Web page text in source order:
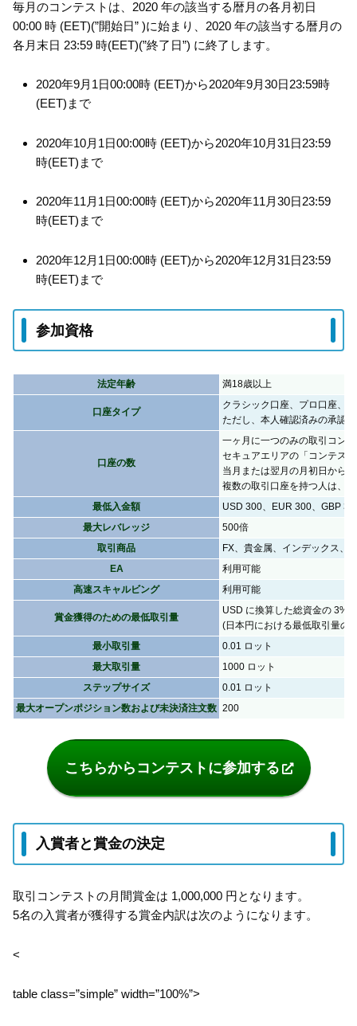
毎月のコンテストは、2020 年の該当する暦月の各月初日
00:00 時 (EET)(”開始日” )に始まり、2020 年の該当する暦月の
各月末日 23:59 時(EET)(”終了日”) に終了します。
2020年9月1日00:00時 (EET)から2020年9月30日23:59時
(EET)まで
2020年10月1日00:00時 (EET)から2020年10月31日23:59
時(EET)まで
2020年11月1日00:00時 (EET)から2020年11月30日23:59
時(EET)まで
2020年12月1日00:00時 (EET)から2020年12月31日23:59
時(EET)まで
参加資格
法定年齢 満18歳以上
口座タイプ
クラシック口座、プロ口座、
ただし、本人確認済みの承認
口座の数
一ヶ月に一つのみの取引コン
セキュアエリアの「コンテス
当月または翌月の月初日から
複数の取引口座を持つ人は、
最低入金額
USD 300、EUR 300、GBP
最大レバレッジ
500倍
取引商品
FX、貴金属、インデックス、
EA
利用可能
高速スキャルビング
利用可能
賞金獲得のための最低取引量
USD に換算した総資金の 3%
(日本円における最低取引量の
最小取引量
0.01 ロット
最大取引量
1000 ロット
ステップサイズ
0.01 ロット
最大オープンポジション数および未決済注文数 200
こちらからコンテストに参加する
入賞者と賞金の決定
取引コンテストの月間賞金は 1,000,000 円となります。
5名の入賞者が獲得する賞金内訳は次のようになります。
<
table class=”simple” width=”100%”>